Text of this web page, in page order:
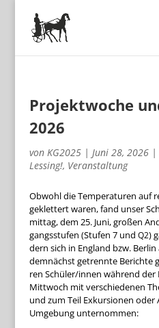
Projektwoche
2026
von KG2025| Juni 28, 2026|
Lessing!, Veranstaltung
Obwohl die Tem­pe­ra­tu­ren auf
geklet­tert waren, fand unser
mit­tag, dem 25. Juni, gro­ßen
gangs­stu­fen (Stu­fen 7 und Q2)
dern sich in Eng­land bzw.
dem­nächst getrennte Berichte
ren Schüler/innen wäh­rend
Mitt­woch mit ver­schie­de­nen
und zum Teil Exkur­sio­nen
Umge­bung unternommen: